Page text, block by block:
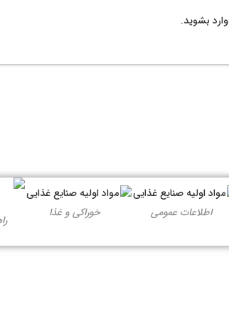
وارد بشوید.
اطلاعات عمومی خوراکی و غذا